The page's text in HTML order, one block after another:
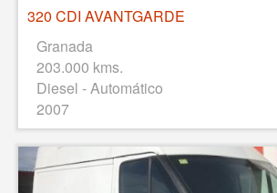
320 CDI AVANTGARDE
Granada
203.000 kms.
Diesel - Automático
2007